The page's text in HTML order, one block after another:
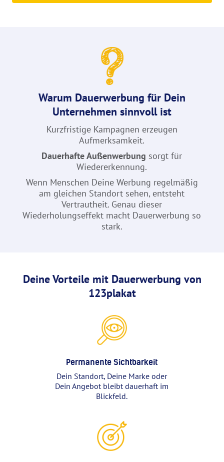
Warum Dauerwerbung für Dein
Unternehmen sinnvoll ist
Kurzfristige Kampagnen erzeugen
Aufmerksamkeit.
Dauerhafte Außenwerbung sorgt für
Wiedererkennung.
Wenn Menschen Deine Werbung regelmäßig
am gleichen Standort sehen, entsteht
Vertrautheit. Genau dieser
Wiederholungseffekt macht Dauerwerbung so
stark.
Deine Vorteile mit Dauerwerbung von
123plakat
Permanente Sichtbarkeit
Dein Standort, Deine Marke oder
Dein Angebot bleibt dauerhaft im
Blickfeld.